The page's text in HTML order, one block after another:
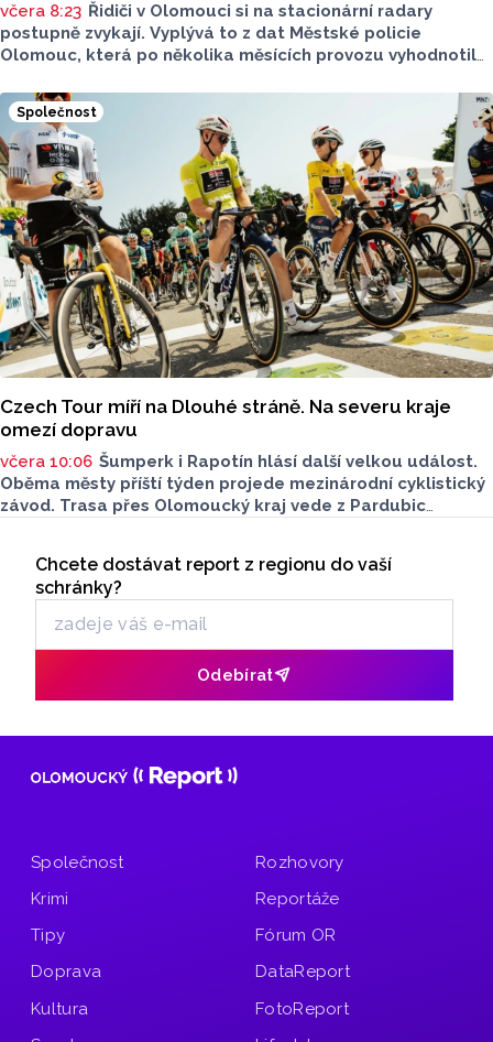
včera 8:23 Řidiči v Olomouci si na stacionární radary
postupně zvykají. Vyplývá to z dat Městské policie
Olomouc, která po několika měsících provozu vyhodnotila
zaznamenaných přestupků zde oproti prvním měsícům
výrazně klesl, v některých lokalitách až o polovinu.
O dopravě, ale i o případech, která musela Městská
policie Olomouc (MPO) řešit mluvil v pocastu Radia
Metropole s Tomášem Gottwaldem mluvčí MPO Petr
Čunderle.
Společnost
Czech Tour míří na Dlouhé stráně. Na severu kraje
omezí dopravu
včera 10:06 Šumperk i Rapotín hlásí další velkou událost.
Oběma městy příští týden projede mezinárodní cyklistický
závod. Trasa přes Olomoucký kraj vede z Pardubic
Odběr newsletteru
Chcete dostávat report z regionu do vaší
schránky?
Odebírat
Společnost
Krimi
Tipy
Doprava
Kultura
Rozhovory
Reportáže
Fórum OR
DataReport
FotoReport